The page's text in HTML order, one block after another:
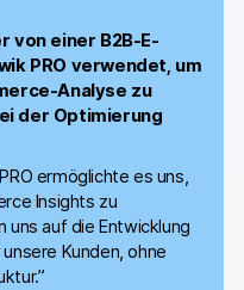
von einer B2B-E-
PRO verwendet, um
Analyse zu
der Optimierung
ermöglichte es uns,
Insights zu
uns auf die Entwicklung
Kunden, ohne